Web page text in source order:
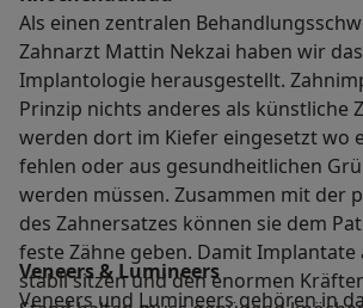
Als einen zentralen
Zahnarzt Mattin Nekzai haben wir
Implantologie herausgestellt.
Prinzip nichts anderes als künstliche
werden dort im Kiefer eingesetzt wo
fehlen oder aus gesundheitlichen
werden müssen. Zusammen mit der
des Zahnersatzes können sie dem
feste Zähne geben. Damit Implantate
stabil sitzen und den enormen
Veneers & Lumineers
Veneers und Lumineers gehören in